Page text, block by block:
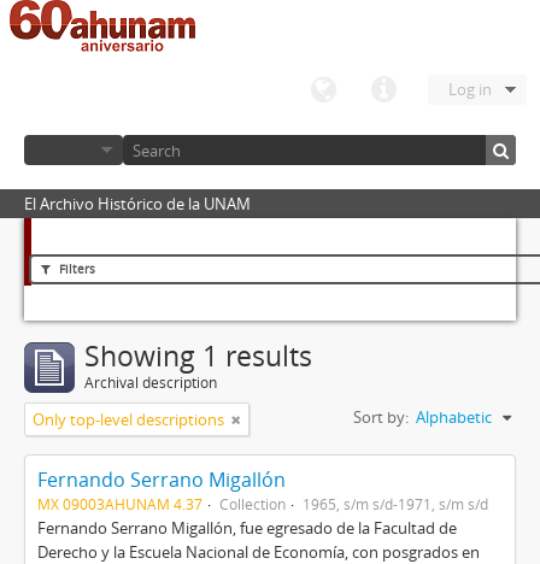
Log in
El Archivo Histórico de la UNAM
Filters
Showing 1 results
Archival description
Only top-level descriptions Sort by: Alphabetic
Fernando Serrano Migallón
MX 09003AHUNAM 4.37 Collection 1965, s/m s/d-1971, s/m s/d
Fernando Serrano Migallón, fue egresado de la Facultad de
Derecho y la Escuela Nacional de Economía, con posgrados en